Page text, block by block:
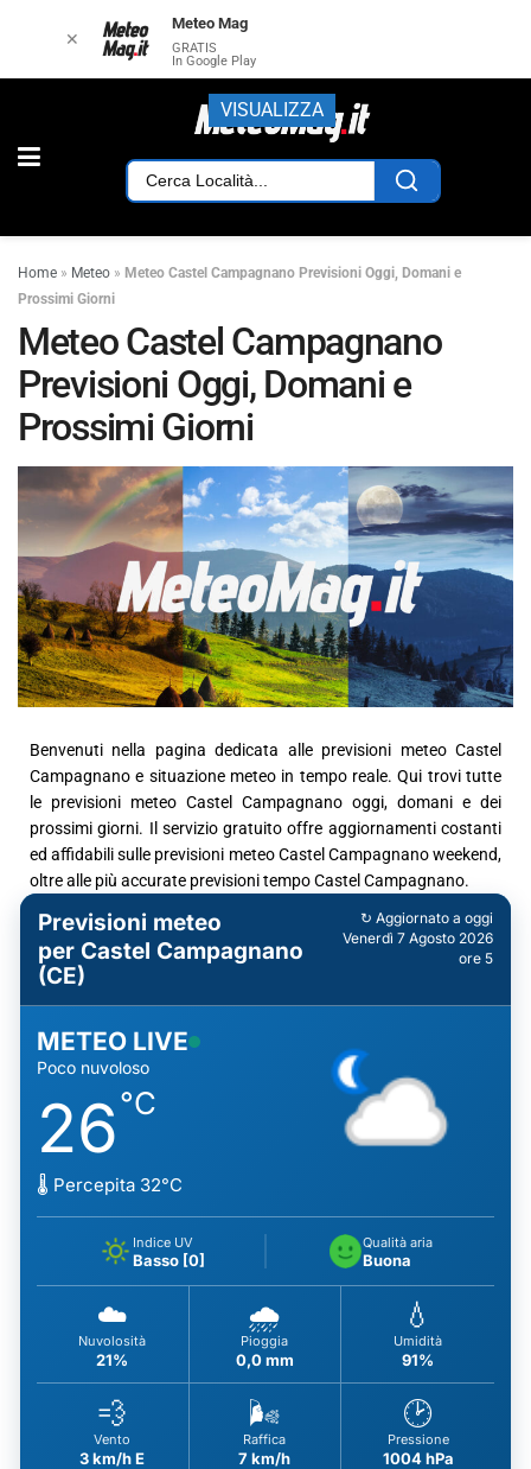
Home » Meteo » Meteo Castel Campagnano Previsioni Oggi, Domani e
Prossimi Giorni
Meteo Castel Campagnano
Previsioni Oggi, Domani e
Prossimi Giorni
Benvenuti nella pagina dedicata alle previsioni meteo Castel
Campagnano e situazione meteo in tempo reale. Qui trovi tutte
le previsioni meteo Castel Campagnano oggi, domani e dei
prossimi giorni. Il servizio gratuito offre aggiornamenti costanti
ed affidabili sulle previsioni meteo Castel Campagnano weekend,
oltre alle più accurate previsioni tempo Castel Campagnano.
Previsioni meteo
per Castel Campagnano
(CE)
↻ Aggiornato a oggi
Venerdì 7 Agosto 2026
ore 5
METEO LIVE
Poco nuvoloso
26°C
🌡️ Percepita 32°C
Indice UV
Basso [0]
Qualità aria
Buona
☁️
Nuvolosità
21%
🌧️
Pioggia
0,0 mm
💧
Umidità
91%
💨
Vento
3 km/h E
🌬️
Raffica
7 km/h
🕑
Pressione
1004 hPa
✕
Meteo Mag
GRATIS
In Google Play
VISUALIZZA